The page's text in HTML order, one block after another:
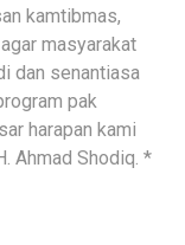
kamtibmas,
masyarakat
dan senantiasa
pak
harapan kami
Ahmad Shodiq. *